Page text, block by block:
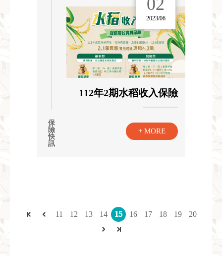
2023/06
保
險
快
訊
112年2期水稻收入保險
+ MORE
11 12 13 14 15 16 17 18 19 20